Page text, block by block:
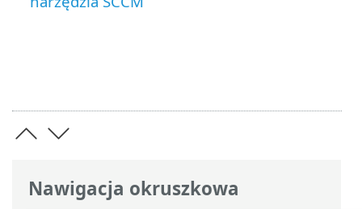
Nawigacja okruszkowa